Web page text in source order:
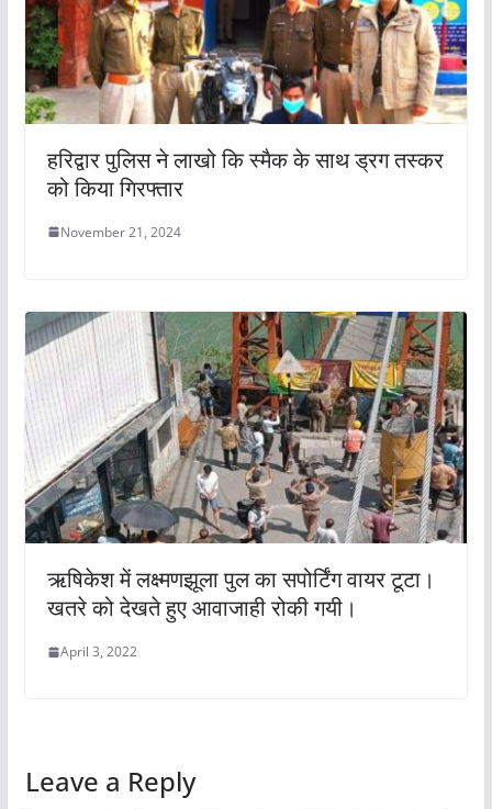
हरिद्वार पुलिस ने लाखो कि स्मैक के साथ ड्रग तस्कर
को किया गिरफ्तार
November 21, 2024
ऋषिकेश में लक्ष्मणझूला पुल का सपोर्टिंग वायर टूटा।
खतरे को देखते हुए आवाजाही रोकी गयी।
April 3, 2022
Leave a Reply